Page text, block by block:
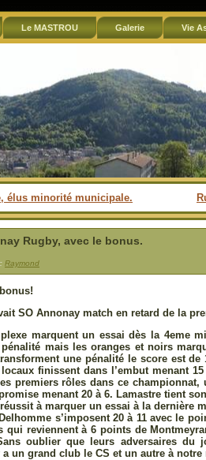
Le MASTROU Galerie Vie
élus minorité municipale.
Rugby, avec le bonus.
Raymond
SO Annonay match en retard de la
marquent un essai dès la 4eme
mais les oranges et noirs
une pénalité le score est
finissent dans l’embut menant
premiers rôles dans ce
menant 20 à 6. Lamastre tient
à marquer un essai à la dernière
s’imposent 20 à 11 avec le
qui reviennent à 6 points de
oublier que leurs adversaires du
un grand club le CS et un autre à notre